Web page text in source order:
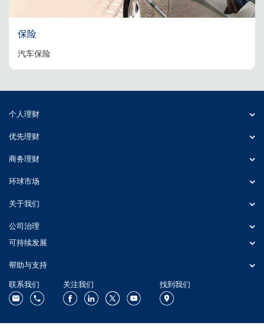
保险
汽车保险
个人理财
优先理财
商务理财
环球市场
关于我们
公司治理
可持续发展
帮助与支持
联系我们
关注我们 找到我们